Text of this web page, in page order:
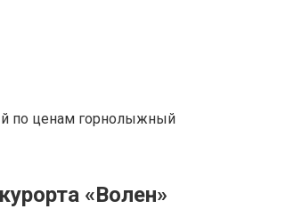
по ценам горнолыжный
«Волен»